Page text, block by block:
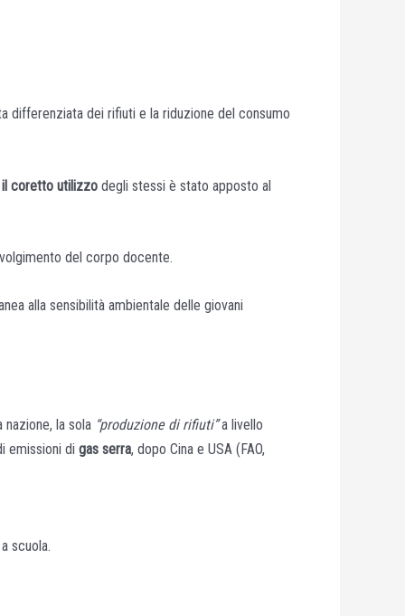
dei rifiuti e la riduzione del consumo
coretto utilizzo degli stessi è stato apposto al
del corpo docente.
alla sensibilità ambientale delle giovani
la sola “produzione di rifiuti”a livello
emissioni di gas serra, dopo Cina e USA (FAO,
scuola.